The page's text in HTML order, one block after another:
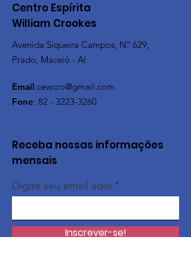
Centro Espírita
William Crookes
Avenida Siqueira Campos, Nº 629,
Prado, Maceió - Al
Email:cewcro@gmail.com
Fone: 82 - 3223-3260
Receba nossas informações
mensais
Digite seu email aqui
Inscrever-se!